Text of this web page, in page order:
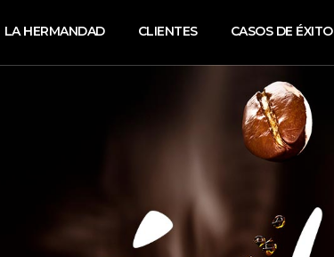
LA HERMANDAD CLIENTES CASOS DE ÉXITO